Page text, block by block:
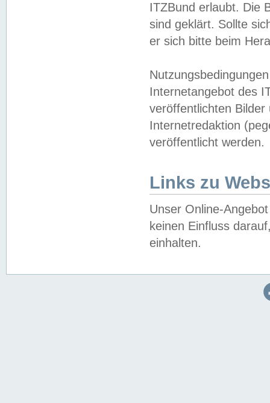
ITZBund erlaubt. Die
sind geklärt. Sollte
er sich bitte beim
Internetangebot des
veröffentlichten
Internetredaktion
veröffentlicht werden.
Links zu
Unser Online-
keinen Einfluss
einhalten.